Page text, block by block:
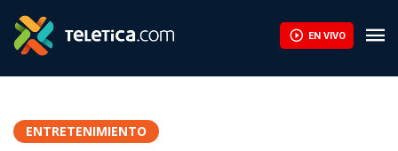
EN VIVO
ENTRETENIMIENTO